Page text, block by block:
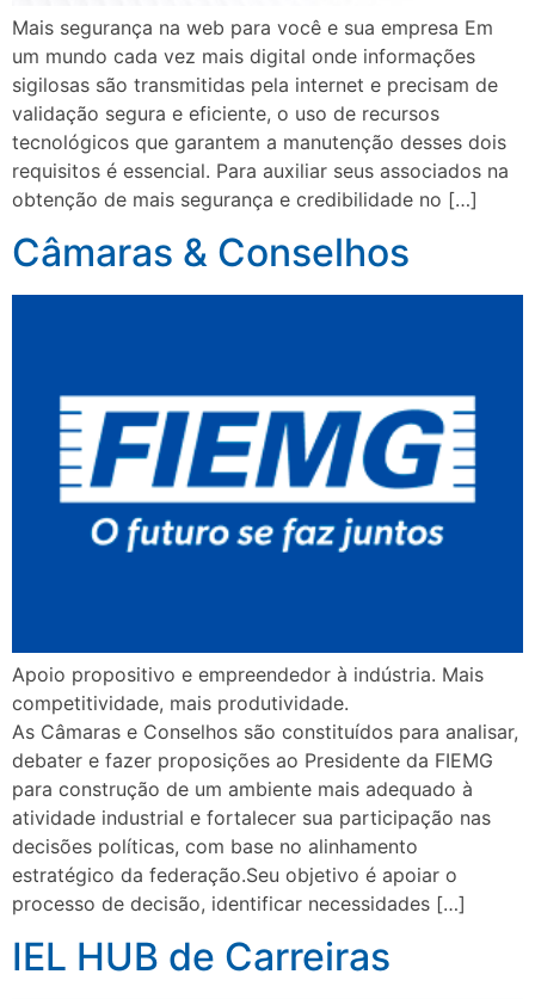
Mais segurança na web para você e sua empresa Em
um mundo cada vez mais digital onde informações
sigilosas são transmitidas pela internet e precisam de
validação segura e eficiente, o uso de recursos
tecnológicos que garantem a manutenção desses dois
requisitos é essencial. Para auxiliar seus associados na
obtenção de mais segurança e credibilidade no […]
Câmaras & Conselhos
Apoio propositivo e empreendedor à indústria. Mais
competitividade, mais produtividade.
As Câmaras e Conselhos são constituídos para analisar,
debater e fazer proposições ao Presidente da FIEMG
para construção de um ambiente mais adequado à
atividade industrial e fortalecer sua participação nas
decisões políticas, com base no alinhamento
estratégico da federação.Seu objetivo é apoiar o
processo de decisão, identificar necessidades […]
IEL HUB de Carreiras